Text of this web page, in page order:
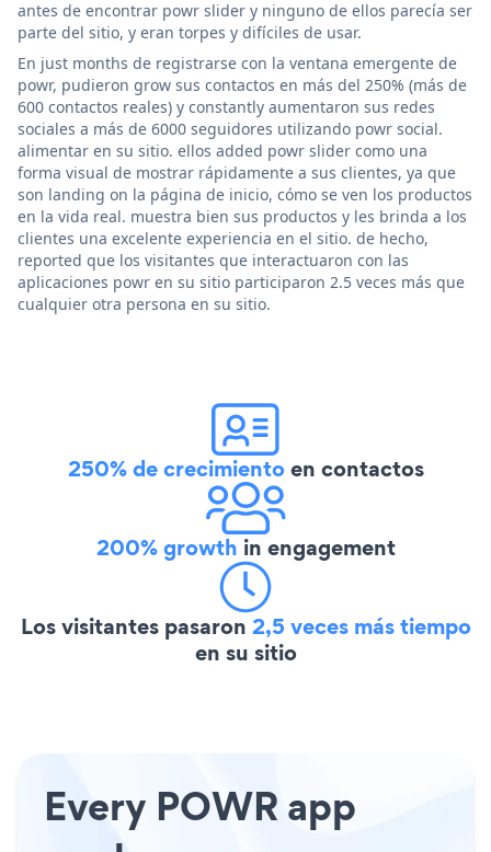
antes de encontrar powr slider y ninguno de ellos parecía ser
parte del sitio, y eran torpes y difíciles de usar.
En just months de registrarse con la ventana emergente de
powr, pudieron grow sus contactos en más del 250% (más de
600 contactos reales) y constantly aumentaron sus redes
sociales a más de 6000 seguidores utilizando powr social.
alimentar en su sitio. ellos added powr slider como una
forma visual de mostrar rápidamente a sus clientes, ya que
son landing on la página de inicio, cómo se ven los productos
en la vida real. muestra bien sus productos y les brinda a los
clientes una excelente experiencia en el sitio. de hecho,
reported que los visitantes que interactuaron con las
aplicaciones powr en su sitio participaron 2.5 veces más que
cualquier otra persona en su sitio.
250% de crecimientoen contactos
200% growth in engagement
Los visitantes pasaron 2,5 veces más tiempo
en su sitio
Every POWR app